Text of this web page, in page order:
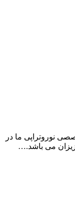
نوروتراپی ما در
می باشد.…